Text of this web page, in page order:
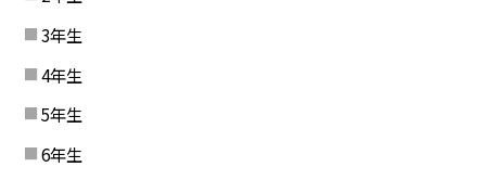
3年生
4年生
5年生
6年生